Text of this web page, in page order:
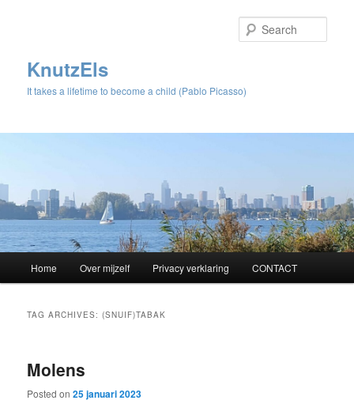
KnutzEls
It takes a lifetime to become a child (Pablo Picasso)
Skip
content
Skip
content
Home Over mijzelf Privacy verklaring CONTACT
TAG ARCHIVES:(SNUIF)TABAK
Molens
Posted on25 januari 2023